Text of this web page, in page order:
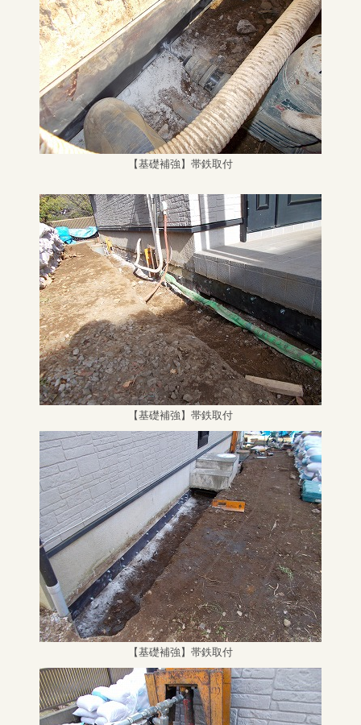
【基礎補強】帯鉄取付
【基礎補強】帯鉄取付
【基礎補強】帯鉄取付